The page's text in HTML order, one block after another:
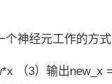
个神经元工作的方式
（3）输出